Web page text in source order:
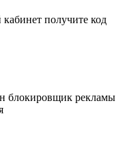
получите код
блокировщик рекламы